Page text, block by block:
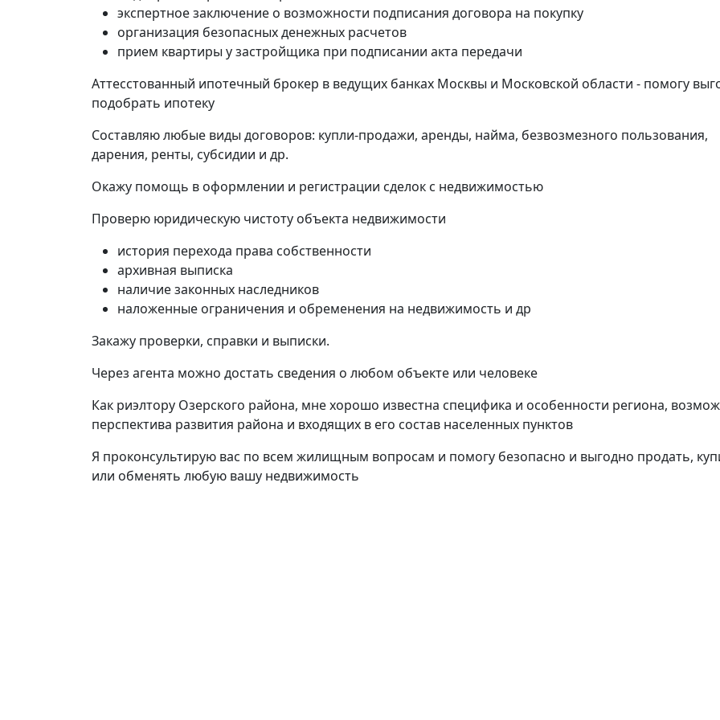
экспертное заключение о возможности подписания договора на покупку
организация безопасных денежных расчетов
прием квартиры у застройщика при подписании акта передачи
Аттесстованный ипотечный брокер в ведущих банках Москвы и Московской области - помогу
подобрать ипотеку
Составляю любые виды договоров: купли-продажи, аренды, найма, безвозмезного пользования,
дарения, ренты, субсидии и др.
Окажу помощь в оформлении и регистрации сделок с недвижимостью
Проверю юридическую чистоту объекта недвижимости
история перехода права собственности
архивная выписка
наличие законных наследников
наложенные ограничения и обременения на недвижимость и др
Закажу проверки, справки и выписки.
Через агента можно достать сведения о любом объекте или человеке
Как риэлтору Озерского района, мне хорошо известна специфика и особенности региона,
перспектива развития района и входящих в его состав населенных пунктов
Я проконсультирую вас по всем жилищным вопросам и помогу безопасно и выгодно продать,
или обменять любую вашу недвижимость